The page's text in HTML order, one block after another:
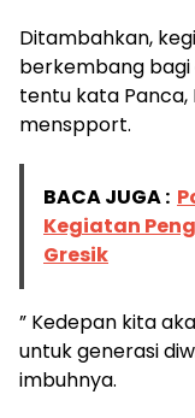
Ditambahkan,
berkembang bagi
tentu kata Panca,
menspport.
BACA JUGA :
Kegiatan
Gresik
” Kedepan kita
untuk generasi
imbuhnya.